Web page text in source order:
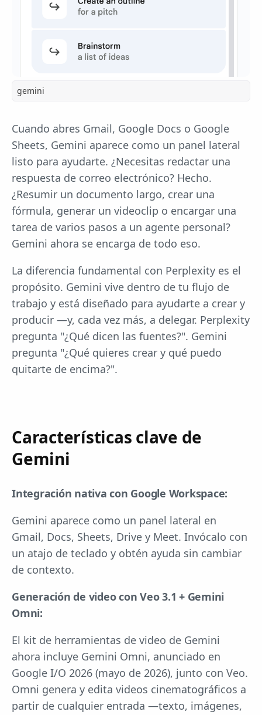
gemini
Cuando abres Gmail, Google Docs o Google
Sheets, Gemini aparece como un panel lateral
listo para ayudarte. ¿Necesitas redactar una
respuesta de correo electrónico? Hecho.
¿Resumir un documento largo, crear una
fórmula, generar un videoclip o encargar una
tarea de varios pasos a un agente personal?
Gemini ahora se encarga de todo eso.
La diferencia fundamental con Perplexity es el
propósito. Gemini vive dentro de tu flujo de
trabajo y está diseñado para ayudarte a crear y
producir —y, cada vez más, a delegar. Perplexity
pregunta "¿Qué dicen las fuentes?". Gemini
pregunta "¿Qué quieres crear y qué puedo
quitarte de encima?".
Características clave de
Gemini
Integración nativa con Google Workspace:
Gemini aparece como un panel lateral en
Gmail, Docs, Sheets, Drive y Meet. Invócalo con
un atajo de teclado y obtén ayuda sin cambiar
de contexto.
Generación de video con Veo 3.1 + Gemini
Omni:
El kit de herramientas de video de Gemini
ahora incluye Gemini Omni, anunciado en
Google I/O 2026 (mayo de 2026), junto con Veo.
Omni genera y edita videos cinematográficos a
partir de cualquier entrada —texto, imágenes,